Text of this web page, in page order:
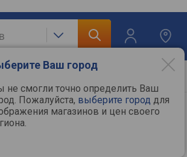
Ваш город
не смогли точно определить Ваш
Пожалуйста, выберите город для
магазинов и цен своего
видеотехника/Видеокамеры и
Panasonic HC-V800